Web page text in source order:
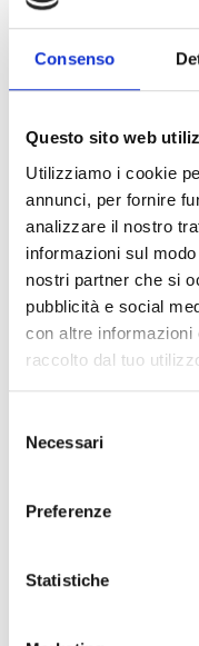
Consenso
Questo sito web
Utilizziamo i cookie
annunci, per fornire
analizzare il nostro
informazioni sul
nostri partner che si
pubblicità e social
con altre informazioni
raccolto dal tuo
delNecessari
Preferenze
Statistiche